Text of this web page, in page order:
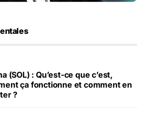
(SOL) : Qu’est-ce que c’est,
ça fonctionne et comment en
?